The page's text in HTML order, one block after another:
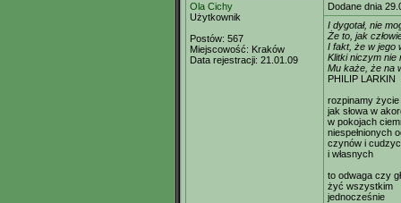
Ola Cichy
Użytkownik
Postów: 567
Miejscowość: Kraków
Data rejestracji: 21.01.09
Dodane dnia
I dygotał, nie
Że to, jak
I fakt, że w jego
Klitki niczym nie
Mu każe, że na
PHILIP LARKIN
rozpinamy życie
jak słowa w
w pokojach
niespełnionych
czynów i
i własnych
to odwaga czy
żyć wszystkim
jednocześnie